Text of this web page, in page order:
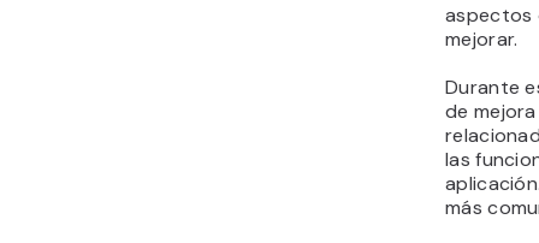
aspectos
mejorar.
Durante
de
las
más